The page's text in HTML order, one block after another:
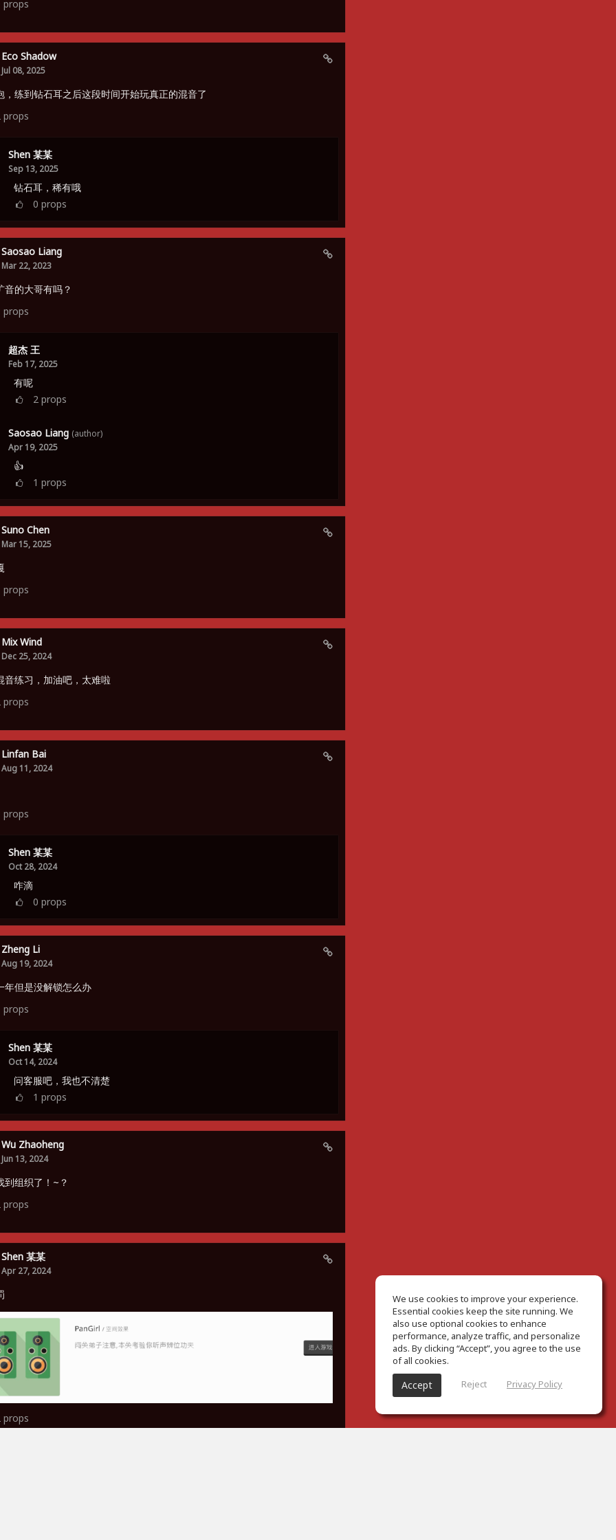
props
Eco Shadow
Jul 08, 2025
，练到钻石耳之后这段时间开始玩真正的混音了
props
Shen 某某
Sep 13, 2025
钻石耳，稀有哦
0 props
Saosao Liang
Mar 22, 2023
音的大哥有吗？
props
超杰 王
Feb 17, 2025
有呢
2 props
Saosao Liang (author)
Apr 19, 2025
👍
1 props
Suno Chen
Mar 15, 2025
props
Mix Wind
Dec 25, 2024
音练习，加油吧，太难啦
props
Linfan Bai
Aug 11, 2024
props
Shen 某某
Oct 28, 2024
咋滴
0 props
Zheng Li
Aug 19, 2024
年但是没解锁怎么办
props
Shen 某某
Oct 14, 2024
问客服吧，我也不清楚
1 props
Wu Zhaoheng
Jun 13, 2024
到组织了！~？
props
Shen 某某
Apr 27, 2024
props
We use cookies to improve your experience.
Essential cookies keep the site running. We
also use optional cookies to enhance
performance, analyze traffic, and personalize
ads. By clicking “Accept”, you agree to the use
of all cookies.
Accept Reject Privacy Policy